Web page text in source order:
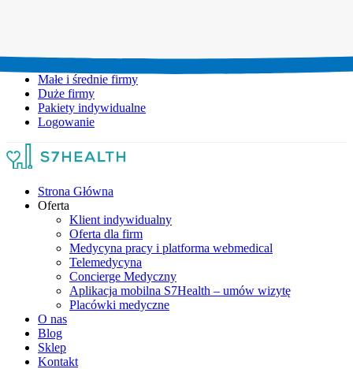
Małe i średnie firmy
Duże firmy
Pakiety indywidualne
Logowanie
Strona Główna
Oferta
Klient indywidualny
Oferta dla firm
Medycyna pracy i platforma webmedical
Telemedycyna
Concierge Medyczny
Aplikacja mobilna S7Health – umów wizytę
Placówki medyczne
O nas
Blog
Sklep
Kontakt